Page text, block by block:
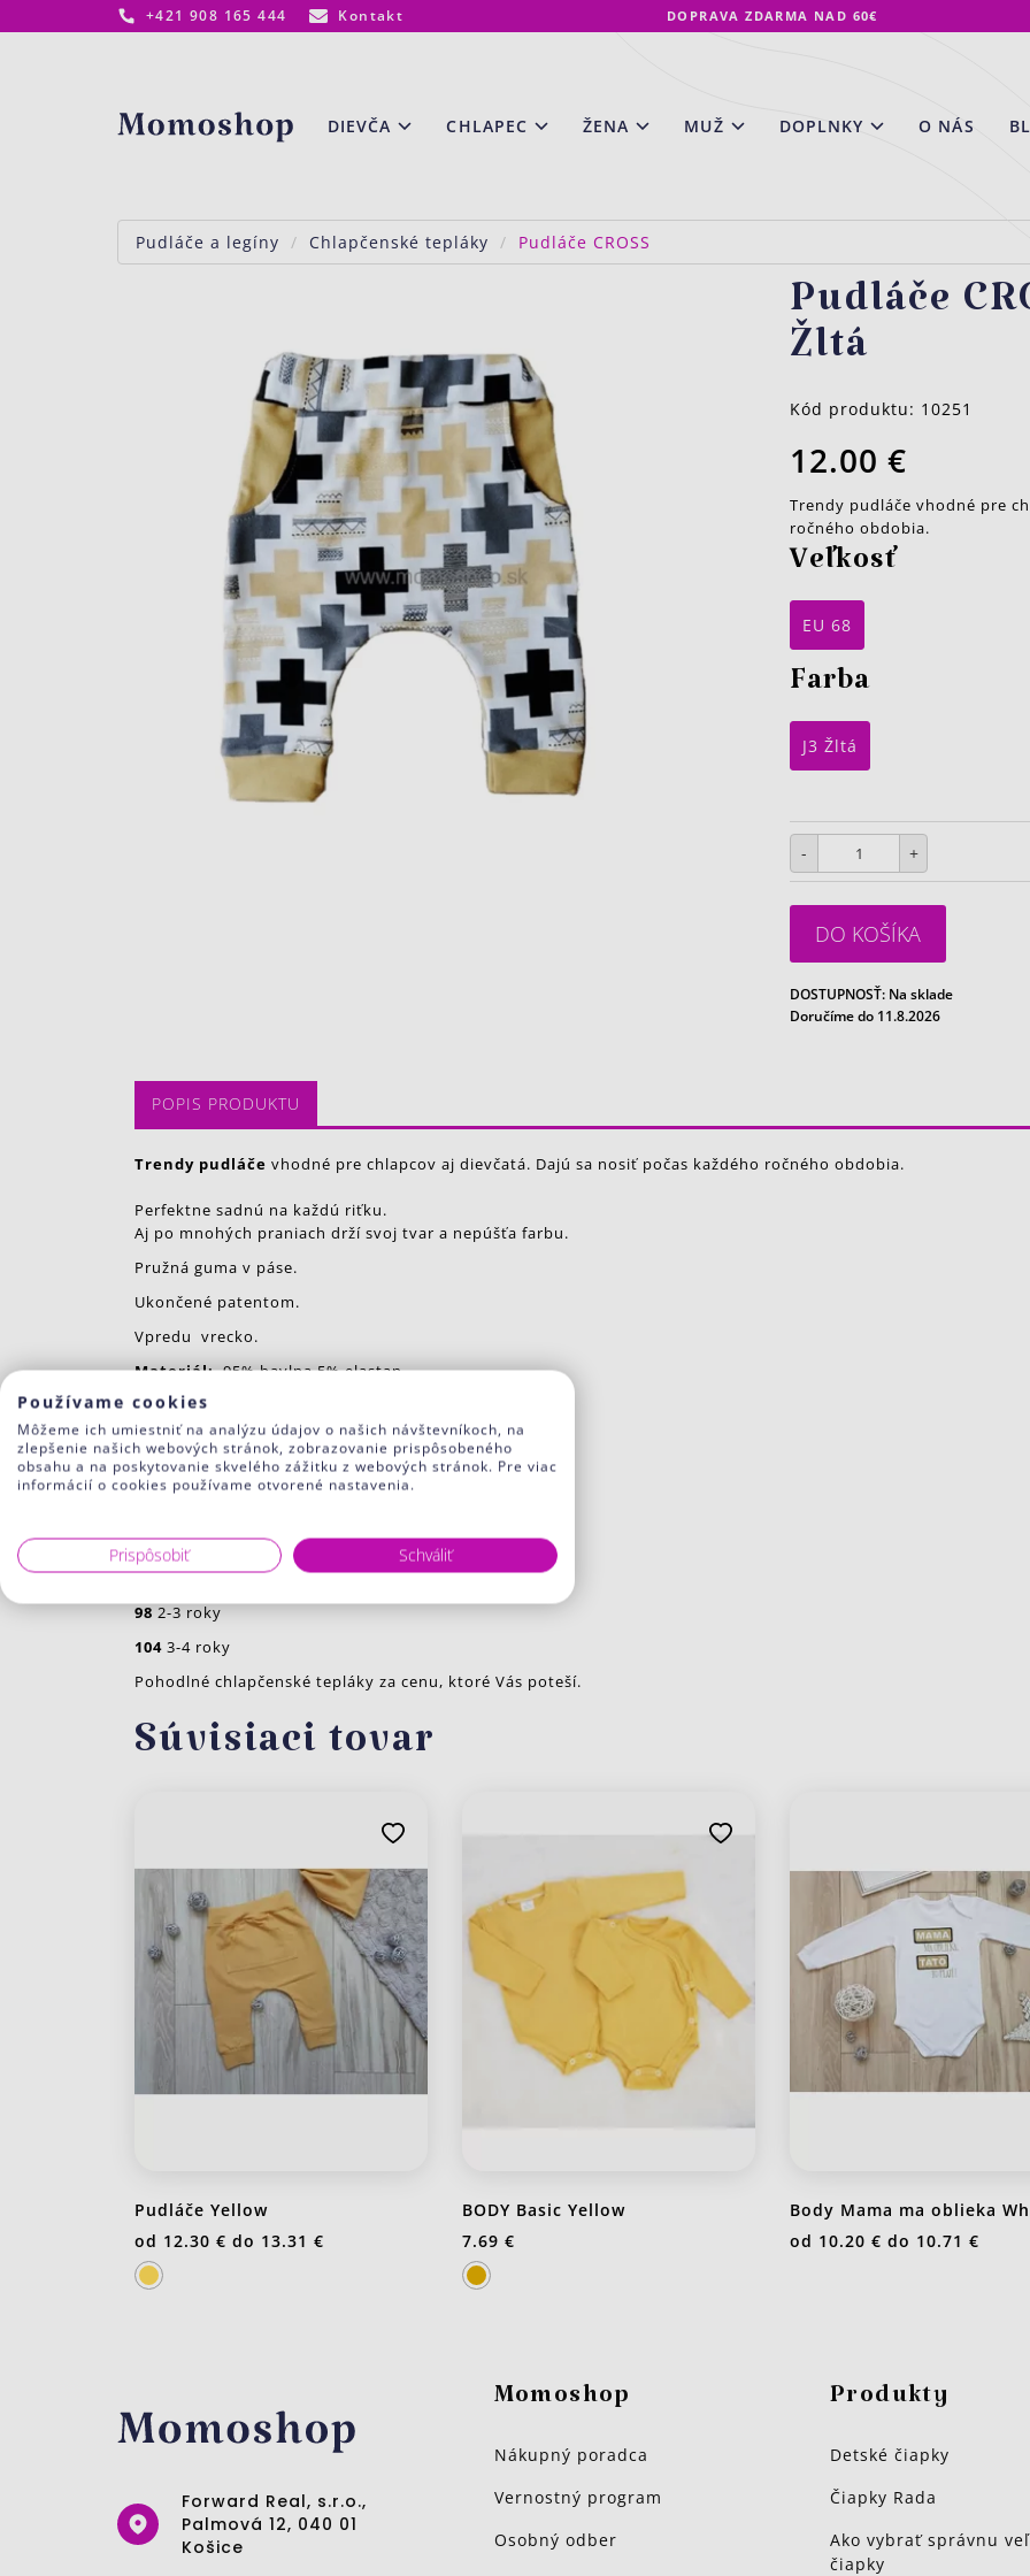
+421 908 165 444 Kontakt DOPRAVA ZDARMA NAD 60€
www.momoshop.sk DIEVČA CHLAPEC ŽENA MUŽ DOPLNKY O NÁS
Pudláče a legíny Chlapčenské tepláky Pudláče CROSS
Pudláče
Žltá
Kód produktu: 10251
12.00 €
Trendy pudláče vhodné pre
ročného obdobia.
Veľkosť
EU 68
Farba
J3 Žltá
- +
DO KOŠÍKA
DOSTUPNOSŤ: Na sklade
Doručíme do 11.8.2026
POPIS PRODUKTU
Trendy pudláče vhodné pre chlapcov aj dievčatá. Dajú sa nosiť počas každého ročného obdobia.
Perfektne sadnú na každú riťku.
Aj po mnohých praniach drží svoj tvar a nepúšťa farbu.
Pružná guma v páse.
Ukončené patentom.
Vpredu vrecko.
Materiál:95% bavlna 5% elastan
Veľkosti podľa výšky dieťaťa
683-6 mes.
746-9 mes.
8612-18 mes.
9218-24 mes.
98 2-3 roky
104 3-4 roky
Pohodlné chlapčenské tepláky za cenu, ktoré Vás poteší.
Súvisiaci tovar
Pudláče Yellow
od 12.30 € do 13.31 €
BODY Basic Yellow
7.69 €
Body Mama ma oblieka
od 10.20 € do 10.71 €
Forward Real, s.r.o.,
Palmová 12, 040 01
Košice
Momoshop
Nákupný poradca
Vernostný program
Osobný odber
Produkty
Detské čiapky
Čiapky Rada
Ako vybrať správnu
čiapky
Používame cookies
Môžeme ich umiestniť na analýzu údajov o našich návštevníkoch, na
zlepšenie našich webových stránok, zobrazovanie prispôsobeného
obsahu a na poskytovanie skvelého zážitku z webových stránok. Pre viac
informácií o cookies používame otvorené nastavenia.
Prispôsobiť Schváliť